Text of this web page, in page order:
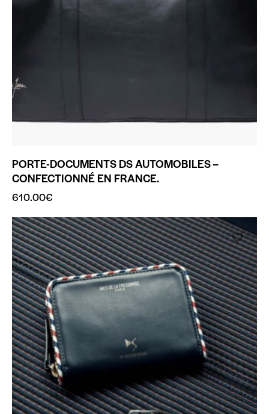
PORTE-DOCUMENTS DS AUTOMOBILES –
CONFECTIONNÉ EN FRANCE.
610.00€